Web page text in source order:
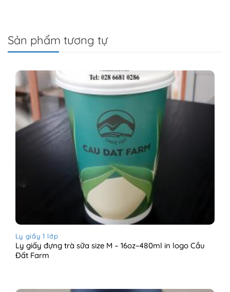
Sản phẩm tương tự
Ly giấy 1 lớp
Ly giấy đựng trà sữa size M – 16oz~480ml in logo Cầu
Đất Farm